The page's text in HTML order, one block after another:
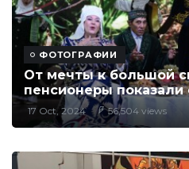
ФОТОГРАФИИ
От мечты к большой
пенсионеры показали
17 Oct, 2024 56,504 views